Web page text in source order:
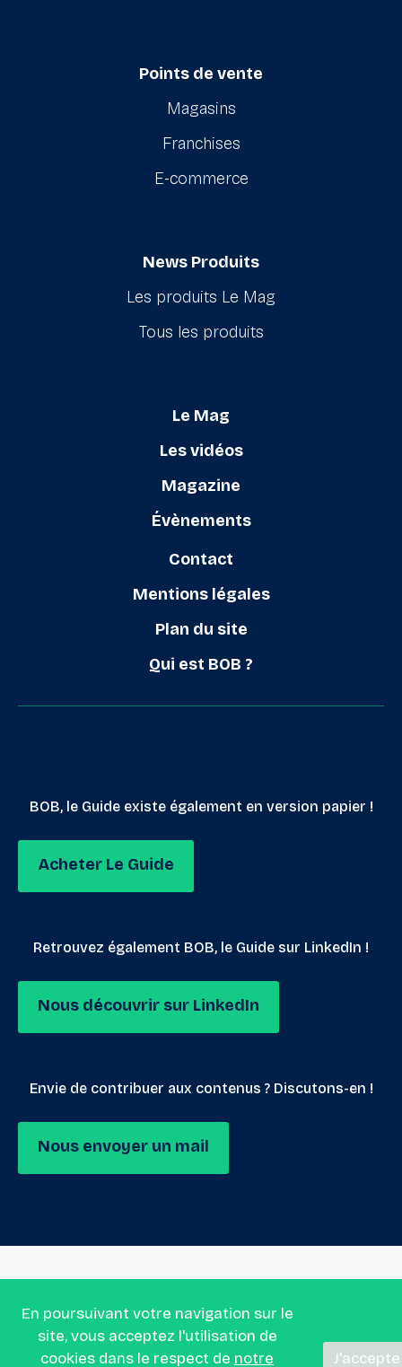
Points de vente
Magasins
Franchises
E-commerce
News Produits
Les produits Le Mag
Tous les produits
Le Mag
Les vidéos
Magazine
Évènements
Contact
Mentions légales
Plan du site
Qui est BOB ?
BOB, le Guide existe également en version papier !
Acheter Le Guide
Retrouvez également BOB, le Guide sur LinkedIn !
Nous découvrir sur LinkedIn
Envie de contribuer aux contenus ? Discutons-en !
Nous envoyer un mail
En poursuivant votre navigation sur le
site, vous acceptez l'utilisation de
cookies dans le respect de notre J'accepte